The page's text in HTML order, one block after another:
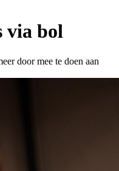
via bol
door mee te doen aan